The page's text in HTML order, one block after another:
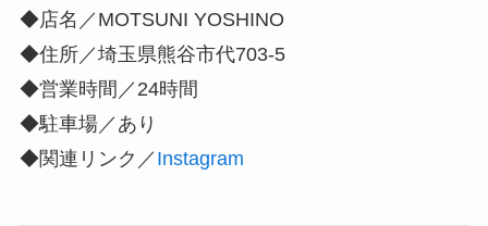
◆店名／MOTSUNI YOSHINO
◆住所／埼玉県熊谷市代703-5
◆営業時間／24時間
◆駐車場／あり
◆関連リンク／ Instagram